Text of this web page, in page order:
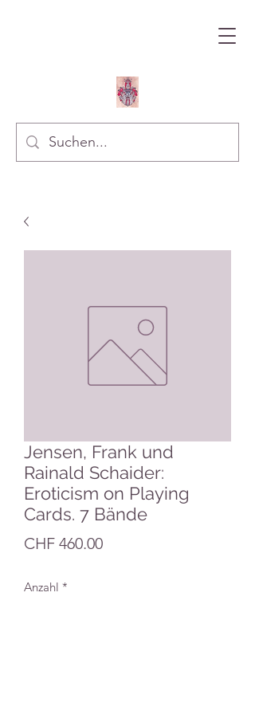
Jensen, Frank und
Rainald Schaider:
Eroticism on Playing
Cards. 7 Bände
CHF 460.00Preis
Anzahl *